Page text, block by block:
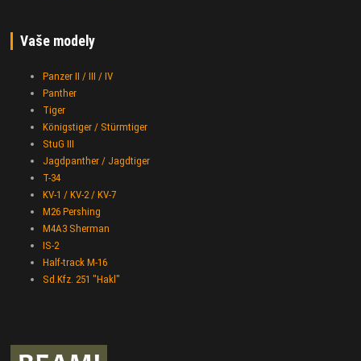
Vaše modely
Panzer II / III / IV
Panther
Tiger
Königstiger / Stürmtiger
StuG III
Jagdpanther / Jagdtiger
T-34
KV-1 / KV-2 / KV-7
M26 Pershing
M4A3 Sherman
IS-2
Half-track M-16
Sd.Kfz. 251 "Hakl"